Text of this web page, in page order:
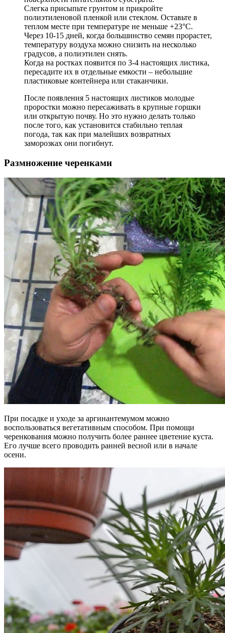
Слегка присыпьте грунтом и прикройте
полиэтиленовой пленкой или стеклом. Оставьте в
теплом месте при температуре не меньше +23°С.
Через 10-15 дней, когда большинство семян прорастет,
температуру воздуха можно снизить на несколько
градусов, а полиэтилен снять.
Когда на ростках появится по 3-4 настоящих листика,
пересадите их в отдельные емкости – небольшие
пластиковые контейнера или стаканчики.
После появления 5 настоящих листиков молодые
проростки можно пересаживать в крупные горшки
или открытую почву. Но это нужно делать только
после того, как установится стабильно теплая
погода, так как при малейших возвратных
заморозках они погибнут.
Размножение черенками
При посадке и уходе за аргинантемумом можно
воспользоваться вегетативным способом. При помощи
черенкования можно получить более раннее цветение куста.
Его лучше всего проводить ранней весной или в начале
осени.